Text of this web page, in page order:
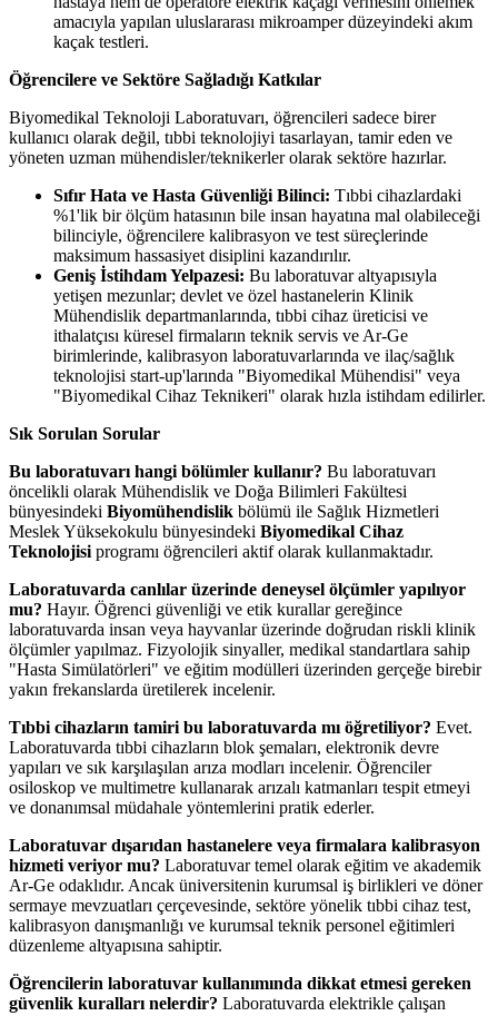
amacıyla yapılan uluslararası mikroamper düzeyindeki akım
kaçak testleri.
Öğrencilere ve Sektöre Sağladığı Katkılar
Biyomedikal Teknoloji Laboratuvarı, öğrencileri sadece birer
kullanıcı olarak değil, tıbbi teknolojiyi tasarlayan, tamir eden ve
yöneten uzman mühendisler/teknikerler olarak sektöre hazırlar.
Sıfır Hata ve Hasta Güvenliği Bilinci: Tıbbi cihazlardaki
%1'lik bir ölçüm hatasının bile insan hayatına mal olabileceği
bilinciyle, öğrencilere kalibrasyon ve test süreçlerinde
maksimum hassasiyet disiplini kazandırılır.
Geniş İstihdam Yelpazesi: Bu laboratuvar altyapısıyla
yetişen mezunlar; devlet ve özel hastanelerin Klinik
Mühendislik departmanlarında, tıbbi cihaz üreticisi ve
ithalatçısı küresel firmaların teknik servis ve Ar-Ge
birimlerinde, kalibrasyon laboratuvarlarında ve ilaç/sağlık
teknolojisi start-up'larında "Biyomedikal Mühendisi" veya
"Biyomedikal Cihaz Teknikeri" olarak hızla istihdam edilirler.
Sık Sorulan Sorular
Bu laboratuvarı hangi bölümler kullanır? Bu laboratuvarı
öncelikli olarak Mühendislik ve Doğa Bilimleri Fakültesi
bünyesindeki Biyomühendislik bölümü ile Sağlık Hizmetleri
Meslek Yüksekokulu bünyesindeki Biyomedikal Cihaz
Teknolojisi programı öğrencileri aktif olarak kullanmaktadır.
Laboratuvarda canlılar üzerinde deneysel ölçümler yapılıyor
mu? Hayır. Öğrenci güvenliği ve etik kurallar gereğince
laboratuvarda insan veya hayvanlar üzerinde doğrudan riskli klinik
ölçümler yapılmaz. Fizyolojik sinyaller, medikal standartlara sahip
"Hasta Simülatörleri" ve eğitim modülleri üzerinden gerçeğe birebir
yakın frekanslarda üretilerek incelenir.
Tıbbi cihazların tamiri bu laboratuvarda mı öğretiliyor? Evet.
Laboratuvarda tıbbi cihazların blok şemaları, elektronik devre
yapıları ve sık karşılaşılan arıza modları incelenir. Öğrenciler
osiloskop ve multimetre kullanarak arızalı katmanları tespit etmeyi
ve donanımsal müdahale yöntemlerini pratik ederler.
Laboratuvar dışarıdan hastanelere veya firmalara kalibrasyon
hizmeti veriyor mu? Laboratuvar temel olarak eğitim ve akademik
Ar-Ge odaklıdır. Ancak üniversitenin kurumsal iş birlikleri ve döner
sermaye mevzuatları çerçevesinde, sektöre yönelik tıbbi cihaz test,
kalibrasyon danışmanlığı ve kurumsal teknik personel eğitimleri
düzenleme altyapısına sahiptir.
Öğrencilerin laboratuvar kullanımında dikkat etmesi gereken
güvenlik kuralları nelerdir? Laboratuvarda elektrikle çalışan